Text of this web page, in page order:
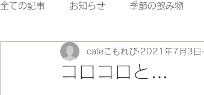
全ての記事 お知らせ 季節の飲み物
コロコロと…
cafeこもれび 2021年7月3日